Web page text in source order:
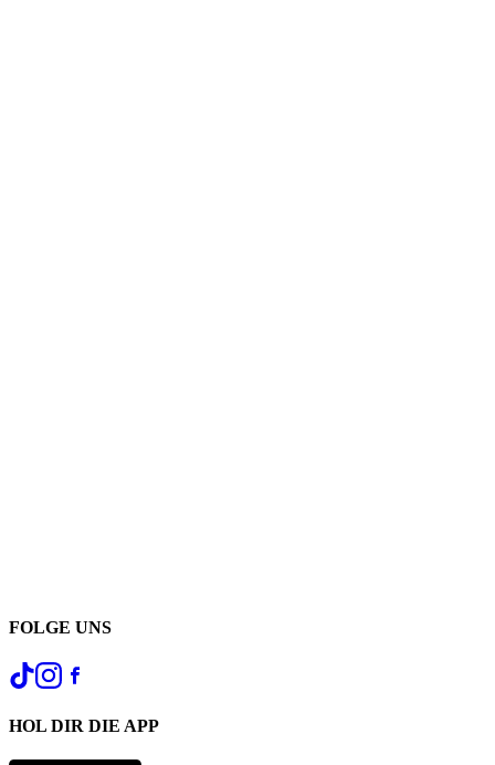
FOLGE UNS
HOL DIR DIE APP